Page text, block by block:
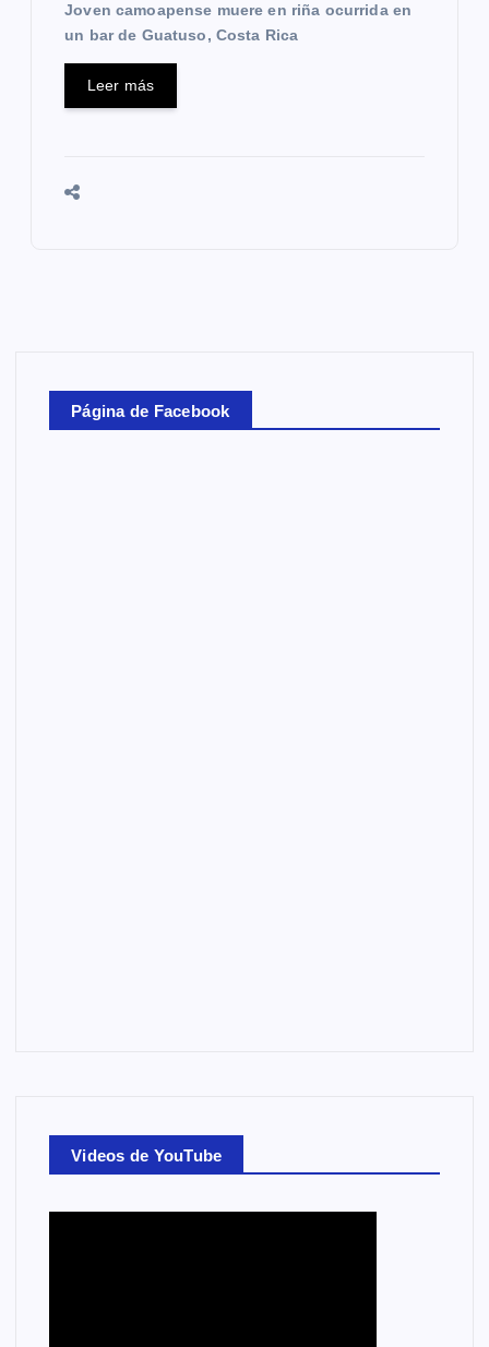
Joven camoapense muere en riña ocurrida en
un bar de Guatuso, Costa Rica
Leer más
Página de Facebook
Videos de YouTube